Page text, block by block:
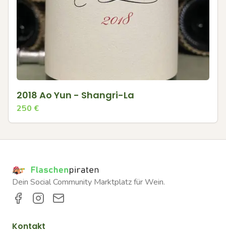
2018 Ao Yun - Shangri-La
250 €
Dein Social Community Marktplatz für Wein.
Kontakt